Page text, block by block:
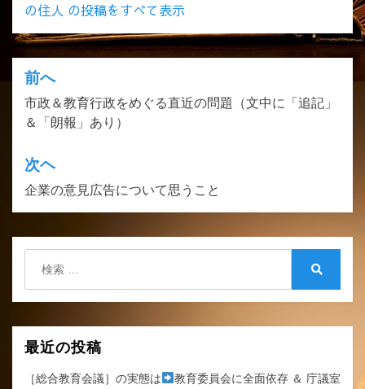
の住人 の投稿をすべて表示
投
稿
ビ
ゲ
ー
シ
ョ
ン
前へ
市政＆教育行政をめぐる直近の問題（文中に「追記」
＆「朗報」あり）
次ヘ
企業の意見広告について思うこと
最近の投稿
［総合教育会議］の実態は
教育委員会に全面依存 ＆ 庁議室